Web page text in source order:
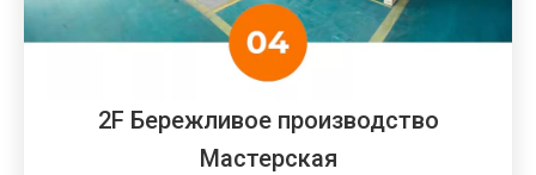
2F Бережливое производство
Мастерская